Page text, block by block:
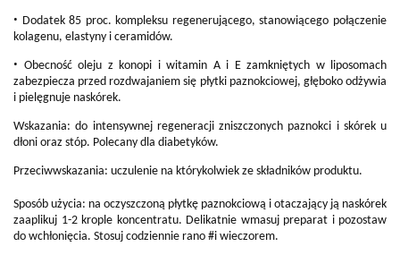
• Dodatek 85 proc. kompleksu regenerującego, stanowiącego połączenie
kolagenu, elastyny i ceramidów.
• Obecność oleju z konopi i witamin A i E zamkniętych w liposomach
zabezpiecza przed rozdwajaniem się płytki paznokciowej, głęboko odżywia
i pielęgnuje naskórek.
Wskazania: do intensywnej regeneracji zniszczonych paznokci i skórek u
dłoni oraz stóp. Polecany dla diabetyków.
Przeciwwskazania: uczulenie na którykolwiek ze składników produktu.
Sposób użycia: na oczyszczoną płytkę paznokciową i otaczający ją naskórek
zaaplikuj 1-2 krople koncentratu. Delikatnie wmasuj preparat i pozostaw
do wchłonięcia. Stosuj codziennie rano #i wieczorem.